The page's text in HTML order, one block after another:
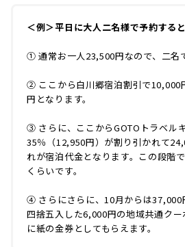
＜例＞平日に大人二名様で予約すると
① 通常お一人23,500円なので、二名
② ここから白川郷宿泊割引で10,000
円となります。
③ さらに、ここからGOTOトラベル
35％（12,950円）が割り引かれて
れが宿泊代金となります。この段階
くらいです。
④ さらにさらに、10月からは37,000
四捨五入した6,000円の地域共通ク
に紙の金券としてもらえます。